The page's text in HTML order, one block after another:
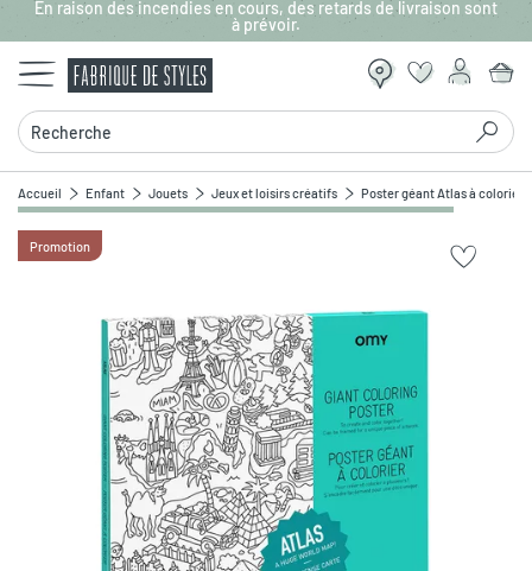
Aller au contenu principal
En raison des incendies en cours, des retards de livraison sont
à prévoir.
Recherche
Accueil Enfant Jouets Jeux et loisirs créatifs Poster géant Atlas à colorier
Promotion
Zoomer sur l'image